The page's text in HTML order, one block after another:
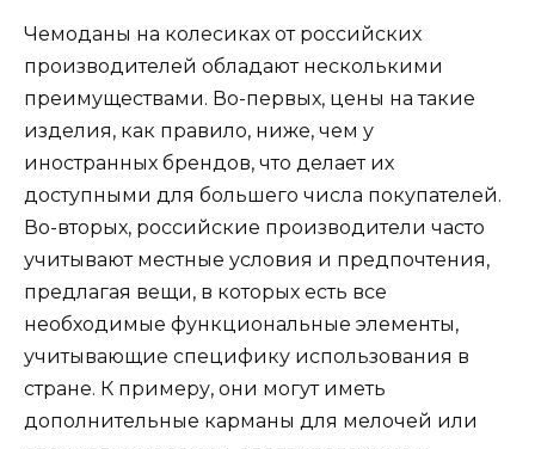
Чемоданы на колесиках от российских
производителей обладают несколькими
преимуществами. Во-первых, цены на такие
изделия, как правило, ниже, чем у
иностранных брендов, что делает их
доступными для большего числа покупателей.
Во-вторых, российские производители часто
учитывают местные условия и предпочтения,
предлагая вещи, в которых есть все
необходимые функциональные элементы,
учитывающие специфику использования в
стране. К примеру, они могут иметь
дополнительные карманы для мелочей или